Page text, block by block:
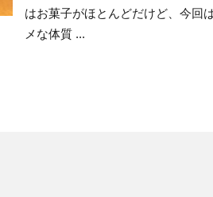
はお菓子がほとんどだけど、今回
メな体質 ...